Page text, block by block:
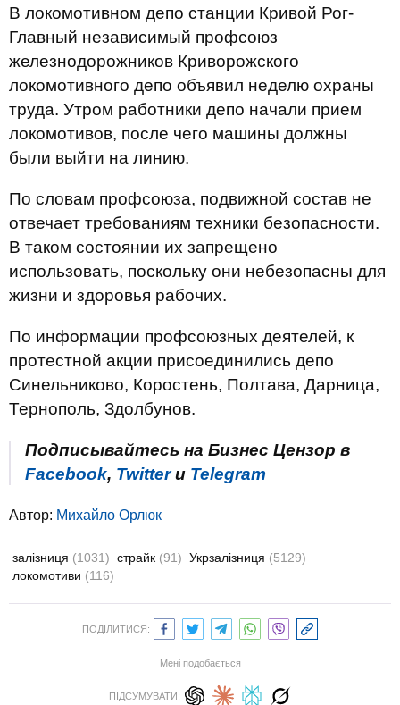
В локомотивном депо станции Кривой Рог-
Главный независимый профсоюз
железнодорожников Криворожского
локомотивного депо объявил неделю охраны
труда. Утром работники депо начали прием
локомотивов, после чего машины должны
были выйти на линию.
По словам профсоюза, подвижной состав не
отвечает требованиям техники безопасности.
В таком состоянии их запрещено
использовать, поскольку они небезопасны для
жизни и здоровья рабочих.
По информации профсоюзных деятелей, к
протестной акции присоединились депо
Синельниково, Коростень, Полтава, Дарница,
Тернополь, Здолбунов.
Подписывайтесь на Бизнес Цензор в
Facebook, Twitterи Telegram
Автор: Михайло Орлюк
залізниця (1031) страйк (91) Укрзалізниця (5129)
локомотиви (116)
ПОДІЛИТИСЯ:
Мені подобається
ПІДСУМУВАТИ: